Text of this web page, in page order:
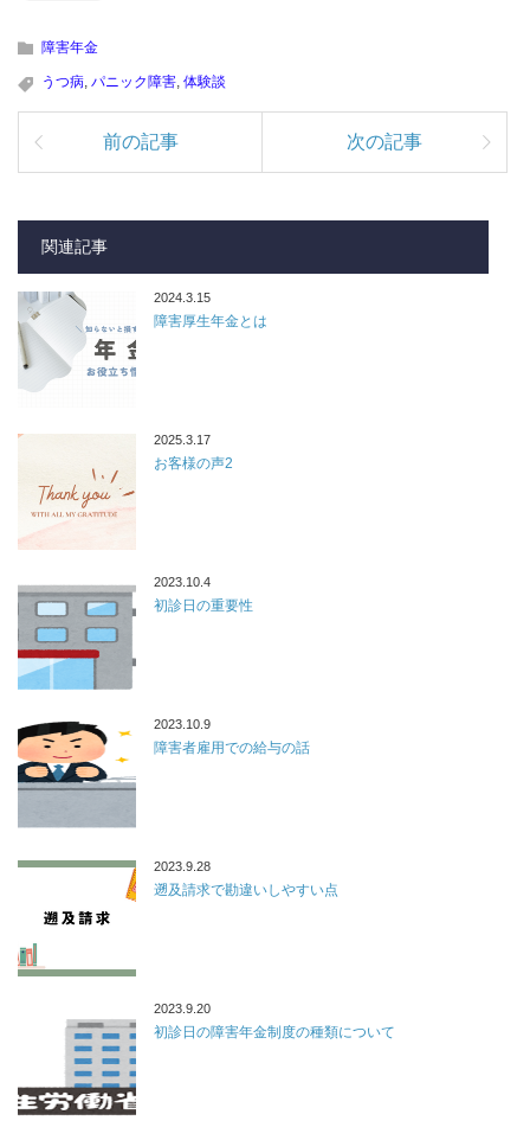
障害年金
うつ病, パニック障害, 体験談
前の記事 次の記事
関連記事
2024.3.15
障害厚生年金とは
2025.3.17
お客様の声2
2023.10.4
初診日の重要性
2023.10.9
障害者雇用での給与の話
2023.9.28
遡及請求で勘違いしやすい点
2023.9.20
初診日の障害年金制度の種類について